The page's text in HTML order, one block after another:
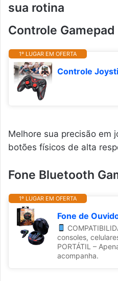
sua rotina
Controle
1º LUGAR EM OFERTA
Melhore sua precisão em
botões físicos de alta
Fone Bluetooth
1º LUGAR EM OFERTA
consoles,
PORTÁTIL –
acompanha.